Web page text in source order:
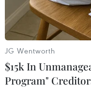
trong cuộc tái cấu
JG Wentworth
$15k In
Program"